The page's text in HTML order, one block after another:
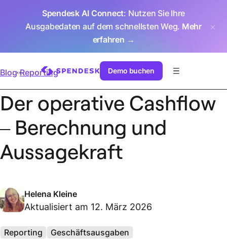
Spendesk AI Connect: Nutzen Sie Ihre
Ausgabedaten auf dem schnellsten Weg. Mehr
erfahren →
Demo buchen
Blog Reporting
Der operative Cashflow
– Berechnung und
Aussagekraft
Helena Kleine
Aktualisiert am 12. März 2026
Reporting Geschäftsausgaben